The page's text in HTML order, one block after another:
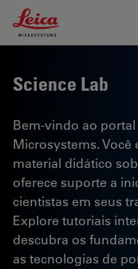
Leica Microsystems
Science Lab
Bem-vindo ao
Microsystems.
material didático
oferece suporte a
cientistas em seus
Explore tutoriais
descubra os
as tecnologias de